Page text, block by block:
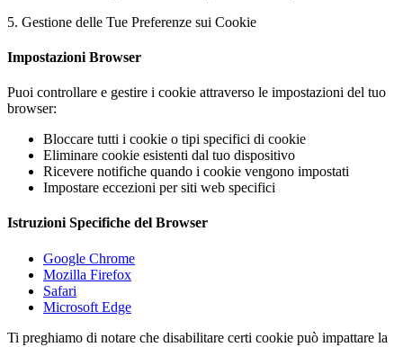
5. Gestione delle Tue Preferenze sui Cookie
Impostazioni Browser
Puoi controllare e gestire i cookie attraverso le impostazioni del tuo
browser:
Bloccare tutti i cookie o tipi specifici di cookie
Eliminare cookie esistenti dal tuo dispositivo
Ricevere notifiche quando i cookie vengono impostati
Impostare eccezioni per siti web specifici
Istruzioni Specifiche del Browser
Google Chrome
Mozilla Firefox
Safari
Microsoft Edge
Ti preghiamo di notare che disabilitare certi cookie può impattare la